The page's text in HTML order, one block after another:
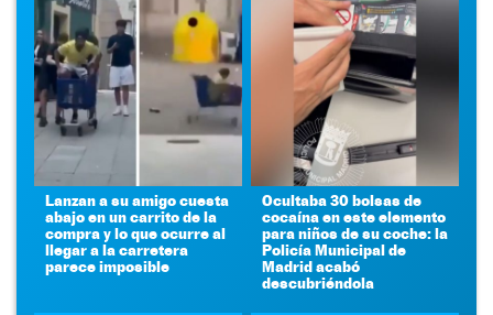
Lanzan a su amigo cuesta
abajo en un carrito de la
compra y lo que ocurre al
llegar a la carretera
parece imposible
Ocultaba 30 bolsas de
cocaína en este elemento
para niños de su coche: la
Policía Municipal de
Madrid acabó
descubriéndola